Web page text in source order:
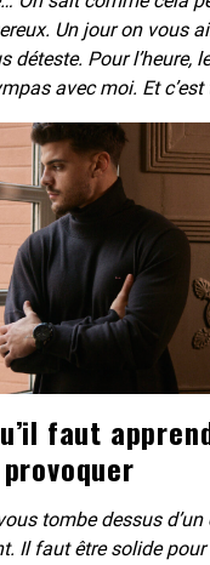
Un jour on vous
déteste. Pour l’heure,
avec moi. Et c’est
faut
tombe dessus d’un
Il faut être solide pour